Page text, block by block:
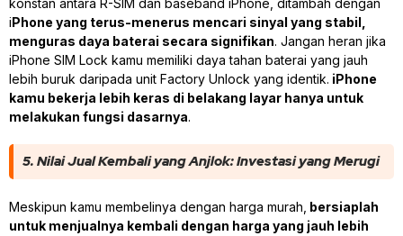
konstan antara R-SIM dan baseband iPhone, ditambah dengan
iPhone yang terus-menerus mencari sinyal yang stabil,
menguras daya baterai secara signifikan. Jangan heran jika
iPhone SIM Lock kamu memiliki daya tahan baterai yang jauh
lebih buruk daripada unit Factory Unlock yang identik. iPhone
kamu bekerja lebih keras di belakang layar hanya untuk
melakukan fungsi dasarnya.
5. Nilai Jual Kembali yang Anjlok: Investasi yang Merugi
Meskipun kamu membelinya dengan harga murah, bersiaplah
untuk menjualnya kembali dengan harga yang jauh lebih